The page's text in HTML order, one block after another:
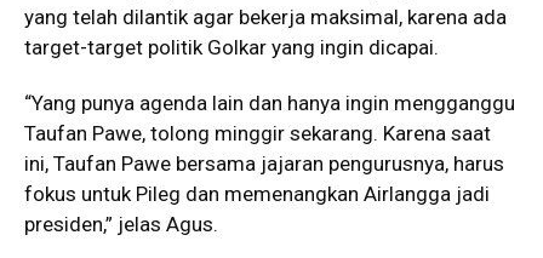
yang telah dilantik agar bekerja maksimal, karena ada
target-target politik Golkar yang ingin dicapai.
“Yang punya agenda lain dan hanya ingin mengganggu
Taufan Pawe, tolong minggir sekarang. Karena saat
ini, Taufan Pawe bersama jajaran pengurusnya, harus
fokus untuk Pileg dan memenangkan Airlangga jadi
presiden,” jelas Agus.